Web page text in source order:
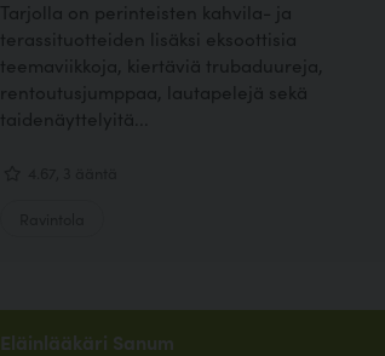
Tarjolla on perinteisten kahvila- ja
terassituotteiden lisäksi eksoottisia
teemaviikkoja, kiertäviä trubaduureja,
rentoutusjumppaa, lautapelejä sekä
taidenäyttelyitä...
Eläinlääkäri Sanum